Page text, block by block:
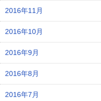
2016年11月
2016年10月
2016年9月
2016年8月
2016年7月